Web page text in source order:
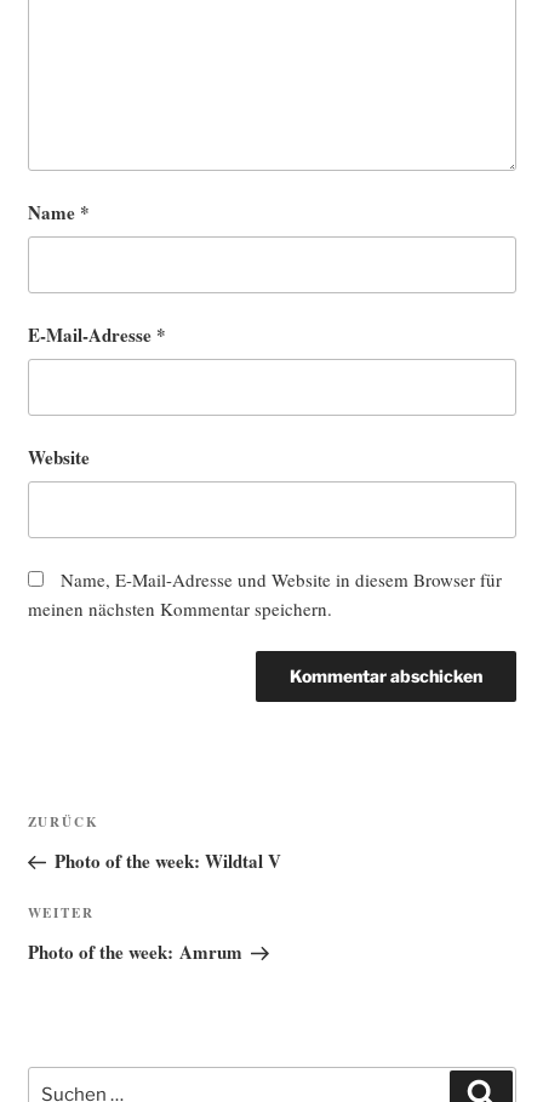
Name *
E-Mail-Adresse *
Website
Name, E-Mail-Adresse und Website in diesem Browser für
meinen nächsten Kommentar speichern.
Beitragsnavigation
Vorheriger
Beitrag
ZURÜCK
Photo of the week: Wildtal V
Nächster
Beitrag
WEITER
Photo of the week: Amrum
Suche